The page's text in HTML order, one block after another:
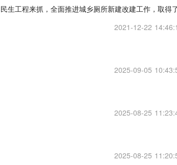
生工程来抓，全面推进城乡厕所新建改建工作，取得
2021-12-22
2025-09-05
2025-08-25
2025-08-25